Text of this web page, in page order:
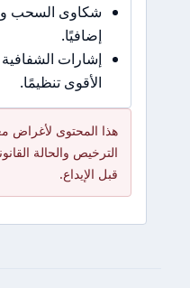
شكاوى السحب
إضافيًا.
إشارات
الأقوى تنظيمًا.
هذا المحتوى لأغراض
الترخيص والحالة
قبل الإيداع.